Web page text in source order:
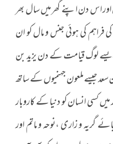
اور اس دن اپنے گھر میں سال بھر
فراہم کی ہوئی جنس و مال کو ان
لوگ قیامت کے دن یزید بن
سعد جیسے ملعون جہنمیوں کے ساتھ
کسی انسان کو دنیا کے کاروبار
گریہ و زاری ،نوحہ و ماتم اور